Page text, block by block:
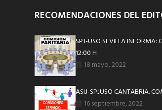
RECOMENDACIONES DEL
SPJ-USO SEVILLA
12:00 H
18 mayo, 2022
ASIJ-SPJUSO CANTABRIA.
16 septiembre, 2022